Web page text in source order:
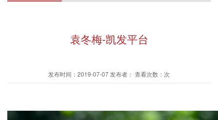
袁冬梅-凯发平台
发布时间：2019-07-07 发布者： 查看次数：次